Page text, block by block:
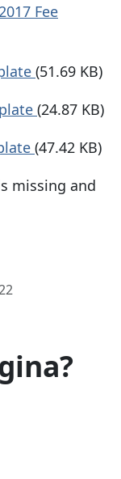
Fee
(51.69 KB)
(24.87 KB)
(47.42 KB)
missing and